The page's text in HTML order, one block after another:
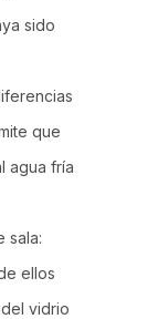
sido
que
agua fría
sala:
ellos
vidrio